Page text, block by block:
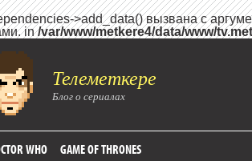
>add_data() вызвана с
in/var/www/metkere4/data/www/
Телеметкере
Блог о сериалах
WHO GAME OF THRONES